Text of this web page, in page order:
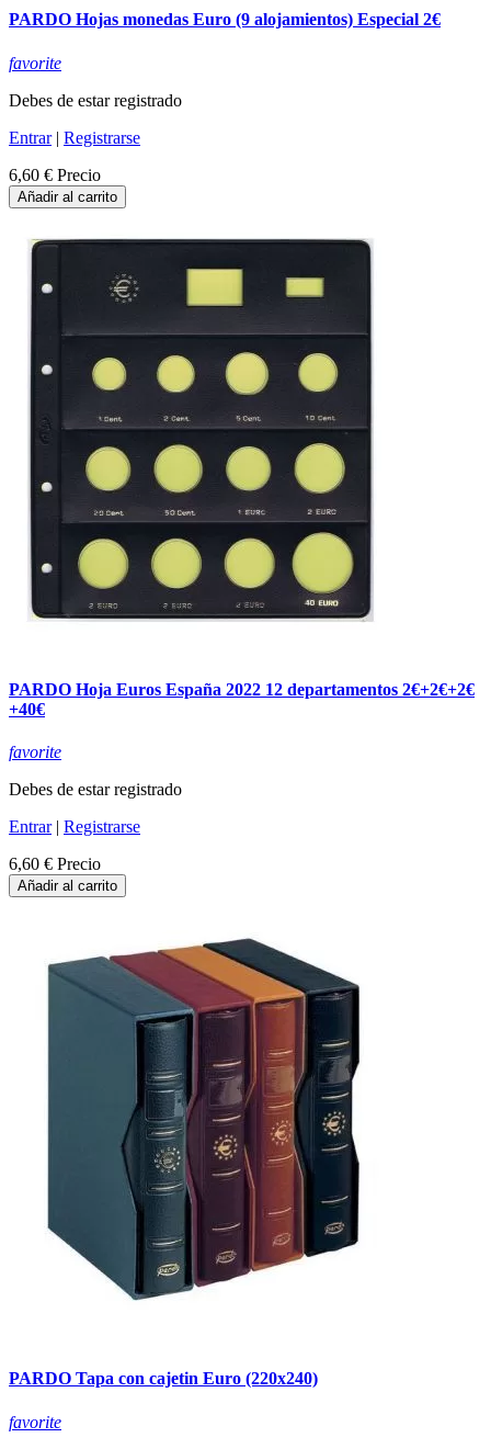
PARDO Hojas monedas Euro (9 alojamientos) Especial 2€
favorite
Debes de estar registrado
Entrar| Registrarse
6,60 € Precio
Añadir al carrito
PARDO Hoja Euros España 2022 12 departamentos 2€+2€+2€
+40€
favorite
Debes de estar registrado
Entrar| Registrarse
6,60 € Precio
Añadir al carrito
PARDO Tapa con cajetin Euro (220x240)
favorite